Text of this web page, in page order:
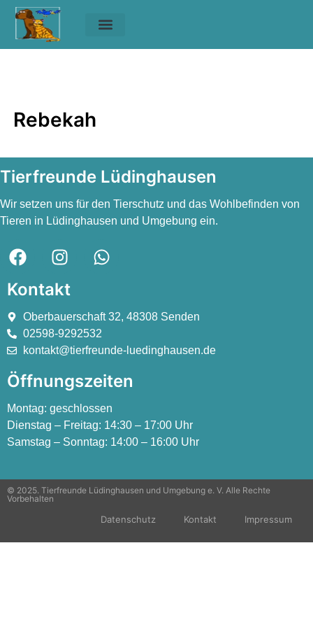
Rebekah
Tierfreunde Lüdinghausen
Wir setzen uns für den Tierschutz und das Wohlbefinden von
Tieren in Lüdinghausen und Umgebung ein.
Kontakt
Oberbauerschaft 32, 48308 Senden
02598-9292532
kontakt@tierfreunde-luedinghausen.de
Öffnungszeiten
Montag: geschlossen
Dienstag – Freitag: 14:30 – 17:00 Uhr
Samstag – Sonntag: 14:00 – 16:00 Uhr
© 2025. Tierfreunde Lüdinghausen und Umgebung e. V. Alle Rechte
Vorbehalten
Datenschutz Kontakt Impressum